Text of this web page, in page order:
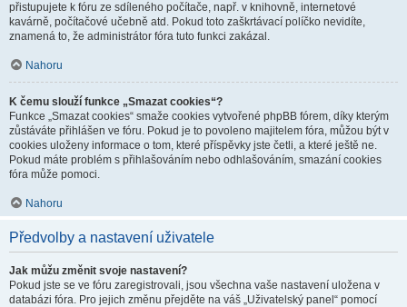
přistupujete k fóru ze sdíleného počítače, např. v knihovně, internetové
kavárně, počítačové učebně atd. Pokud toto zaškrtávací políčko nevidíte,
znamená to, že administrátor fóra tuto funkci zakázal.
Nahoru
K čemu slouží funkce „Smazat cookies“?
Funkce „Smazat cookies“ smaže cookies vytvořené phpBB fórem, díky kterým
zůstáváte přihlášen ve fóru. Pokud je to povoleno majitelem fóra, můžou být v
cookies uloženy informace o tom, které příspěvky jste četli, a které ještě ne.
Pokud máte problém s přihlašováním nebo odhlašováním, smazání cookies
fóra může pomoci.
Nahoru
Předvolby a nastavení uživatele
Jak můžu změnit svoje nastavení?
Pokud jste se ve fóru zaregistrovali, jsou všechna vaše nastavení uložena v
databázi fóra. Pro jejich změnu přejděte na váš „Uživatelský panel“ pomocí